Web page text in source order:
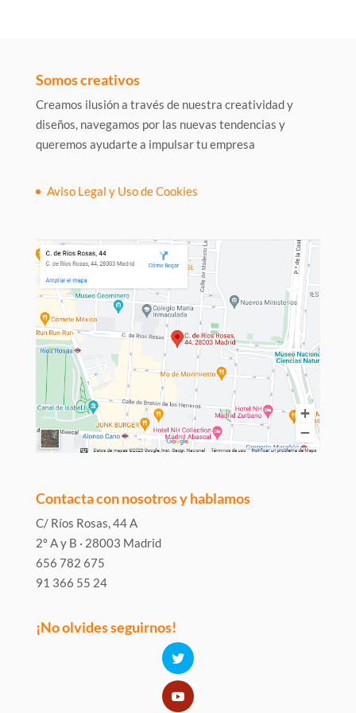
Somos creativos
Creamos ilusión a través de nuestra creatividad y
diseños, navegamos por las nuevas tendencias y
queremos ayudarte a impulsar tu empresa
Aviso Legal y Uso de Cookies
Contacta con nosotros y hablamos
C/ Ríos Rosas, 44 A
2º A y B · 28003 Madrid
656 782 675
91 366 55 24
¡No olvides seguirnos!